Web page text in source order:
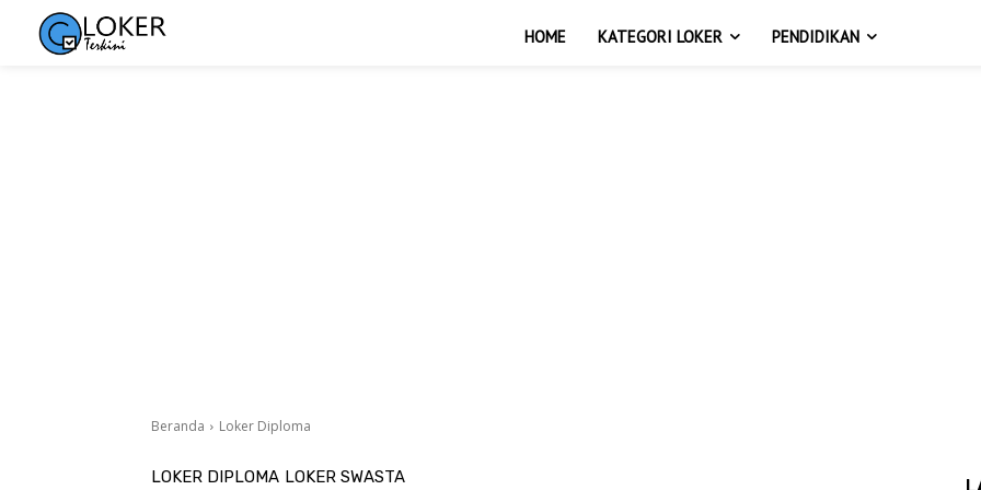
HOME KATEGORI LOKER PENDIDIKAN
Beranda Loker Diploma
LOKER DIPLOMA LOKER SWASTA